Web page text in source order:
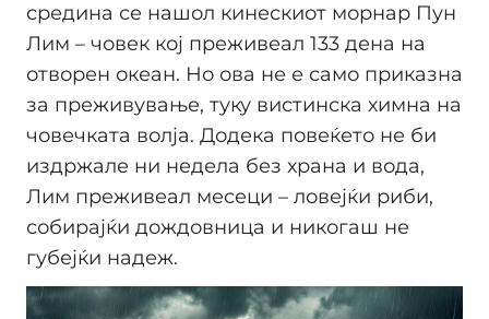
средина се нашол кинескиот морнар Пун
Лим – човек кој преживеал 133 дена на
отворен океан. Но ова не е само приказна
за преживување, туку вистинска химна на
човечката волја. Додека повеќето не би
издржале ни недела без храна и вода,
Лим преживеал месеци – ловејќи риби,
собирајќи дождовница и никогаш не
губејќи надеж.